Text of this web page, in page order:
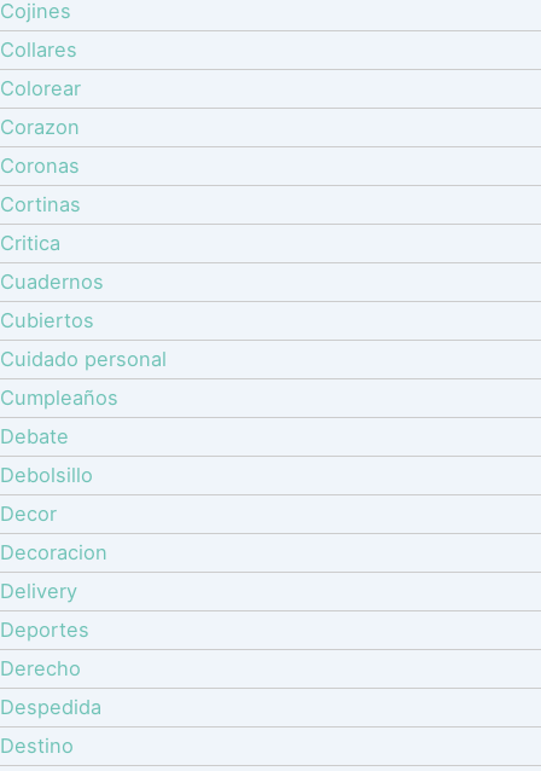
Cojines
Collares
Colorear
Corazon
Coronas
Cortinas
Critica
Cuadernos
Cubiertos
Cuidado personal
Cumpleaños
Debate
Debolsillo
Decor
Decoracion
Delivery
Deportes
Derecho
Despedida
Destino